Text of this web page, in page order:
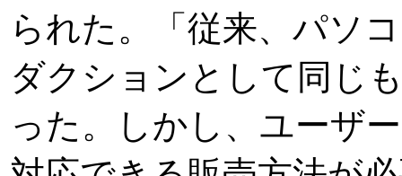
られた。「従来、パソ
ダクションとして同じ
った。しかし、ユーザ